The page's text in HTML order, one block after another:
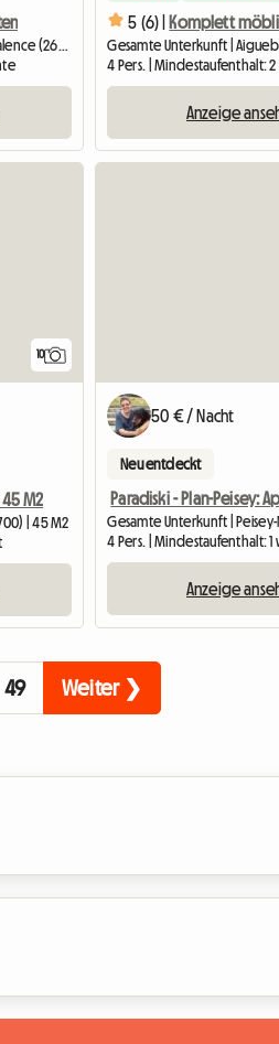
Gesamte Unterkunft | Portes-lès-Valence (26800) | 60 M2
5 (6) |
4 Pers. | Mindestaufenthalt:
Anzeige
10
M2
| 45 M2
50 € / Nacht
Neu entdeckt
4 Pers. | Mindestaufenthalt:
Anzeige
49 Weiter ❯